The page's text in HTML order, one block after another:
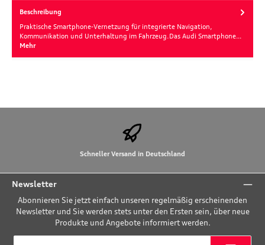
Beschreibung
Praktische Smartphone-Vernetzung für integrierte Navigation,
Kommunikation und Unterhaltung im Fahrzeug.Das Audi Smartphone…
Mehr
Schneller Versand in Deutschland
Newsletter
Abonnieren Sie jetzt einfach unseren regelmäßig erscheinenden
Newsletter und Sie werden stets unter den Ersten sein, über neue
Produkte und Angebote informiert werden.